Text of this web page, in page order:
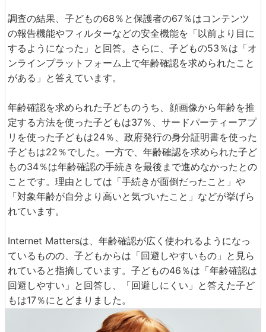
調査の結果、子どもの68％と保護者の67％はコンテンツ
の報告機能やフィルターなどの安全機能を「以前より目に
するようになった」と回答。さらに、子どもの53％は「オ
ンラインプラットフォーム上で年齢確認を求められたこと
がある」と答えています。
年齢確認を求められた子どものうち、顔画像から年齢を推
定する方法を使った子どもは37％、サードパーティーアプ
リを使った子どもは24％、政府発行の身分証明書を使った
子どもは22％でした。一方で、年齢確認を求められた子ど
もの34％は年齢確認の手続きを最後まで進めなかったとの
ことです。理由としては「手続きが面倒だったこと」や
「対象年齢が自分より高いと気づいたこと」などが挙げら
れています。
Internet Mattersは、年齢確認が広く使われるようになっ
ているものの、子どもからは「回避しやすいもの」と見ら
れていると指摘しています。子どもの46％は「年齢確認は
回避しやすい」と回答し、「回避しにくい」と答えた子ど
もは17％にとどまりました。